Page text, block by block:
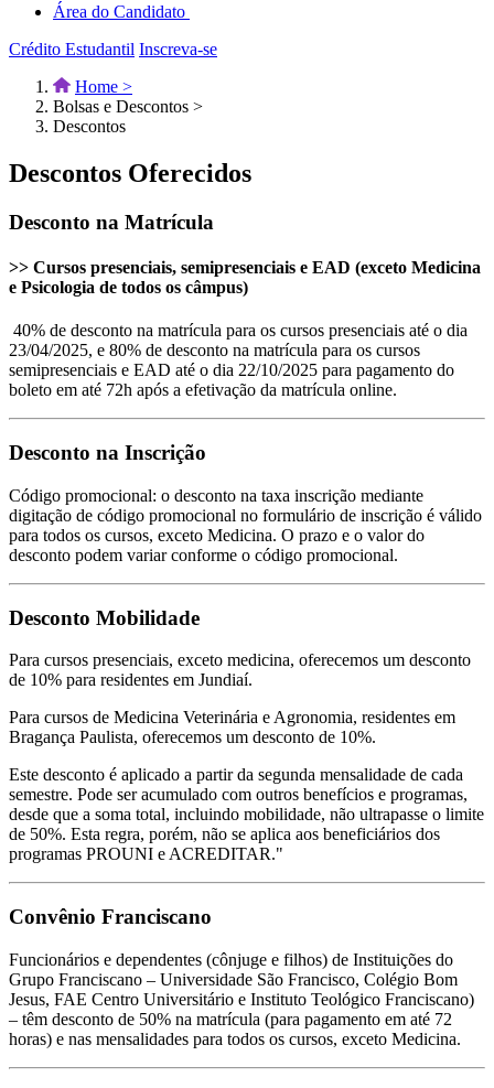
Área do Candidato
Crédito Estudantil Inscreva-se
Home >
Bolsas e Descontos >
Descontos
Descontos Oferecidos
Desconto na Matrícula
>> Cursos presenciais, semipresenciais e EAD (exceto Medicina
e Psicologia de todos os câmpus)
40% de desconto na matrícula para os cursos presenciais até o dia
23/04/2025, e 80% de desconto na matrícula para os cursos
semipresenciais e EAD até o dia 22/10/2025 para pagamento do
boleto em até 72h após a efetivação da matrícula online.
Desconto na Inscrição
Código promocional: o desconto na taxa inscrição mediante
digitação de código promocional no formulário de inscrição é válido
para todos os cursos, exceto Medicina. O prazo e o valor do
desconto podem variar conforme o código promocional.
Desconto Mobilidade
Para cursos presenciais, exceto medicina, oferecemos um desconto
de 10% para residentes em Jundiaí.
Para cursos de Medicina Veterinária e Agronomia, residentes em
Bragança Paulista, oferecemos um desconto de 10%.
Este desconto é aplicado a partir da segunda mensalidade de cada
semestre. Pode ser acumulado com outros benefícios e programas,
desde que a soma total, incluindo mobilidade, não ultrapasse o limite
de 50%. Esta regra, porém, não se aplica aos beneficiários dos
programas PROUNI e ACREDITAR."
Convênio Franciscano
Funcionários e dependentes (cônjuge e filhos) de Instituições do
Grupo Franciscano – Universidade São Francisco, Colégio Bom
Jesus, FAE Centro Universitário e Instituto Teológico Franciscano)
– têm desconto de 50% na matrícula (para pagamento em até 72
horas) e nas mensalidades para todos os cursos, exceto Medicina.